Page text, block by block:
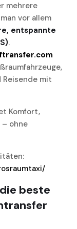
mehrere
vor allem
entspannte
.
Reisende mit
Komfort,
ohne
beste